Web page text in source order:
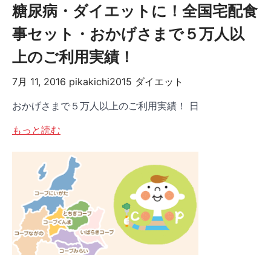
糖尿病・ダイエットに！全国宅配食
事セット・おかげさまで５万人以
上のご利用実績！
7月 11, 2016 pikakichi2015 ダイエット
おかげさまで５万人以上のご利用実績！ 日
もっと読む